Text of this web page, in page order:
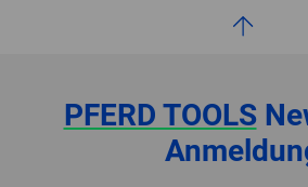
PFERD TOOLS